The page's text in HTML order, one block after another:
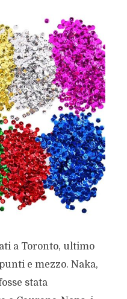
a Toronto, ultimo
e mezzo. Naka,
stata